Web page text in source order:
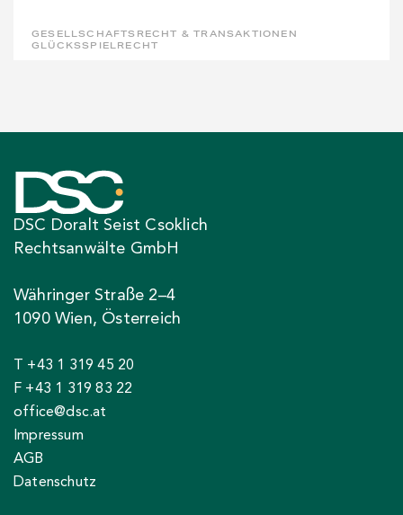
GESELLSCHAFTSRECHT & TRANSAKTIONEN
GLÜCKSSPIELRECHT
DSC Doralt Seist Csoklich
Rechtsanwälte GmbH
Währinger Straße 2–4
1090 Wien, Österreich
T +43 1 319 45 20
F +43 1 319 83 22
office@dsc.at
Impressum
AGB
Datenschutz